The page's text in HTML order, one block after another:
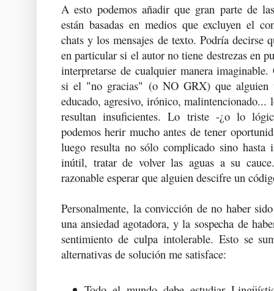
A esto podemos añadir que gran parte de
están basadas en medios que excluyen el
chats y los mensajes de texto. Podría decirse
en particular si el autor no tiene destrezas en
interpretarse de cualquier manera
si el "no gracias" (o NO GRX) que alguien
educado, agresivo, irónico, malintencionado...
resultan insuficientes. Lo triste -¿o lo
podemos herir mucho antes de tener
luego resulta no sólo complicado sino hasta
inútil, tratar de volver las aguas a su
razonable esperar que alguien descifre un
Personalmente, la convicción de no haber
una ansiedad agotadora, y la sospecha de
sentimiento de culpa intolerable. Esto se
alternativas de solución me satisface: